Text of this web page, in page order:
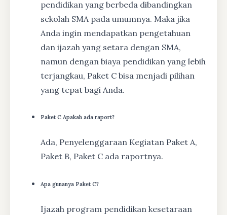
pendidikan yang berbeda dibandingkan
sekolah SMA pada umumnya. Maka jika
Anda ingin mendapatkan pengetahuan
dan ijazah yang setara dengan SMA,
namun dengan biaya pendidikan yang lebih
terjangkau, Paket C bisa menjadi pilihan
yang tepat bagi Anda.
Paket C Apakah ada raport?
Ada, Penyelenggaraan Kegiatan Paket A,
Paket B, Paket C ada raportnya.
Apa gunanya Paket C?
Ijazah program pendidikan kesetaraan